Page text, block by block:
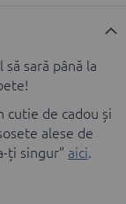
sară până la
cutie de cadou și
alese de
ți singur” aici.